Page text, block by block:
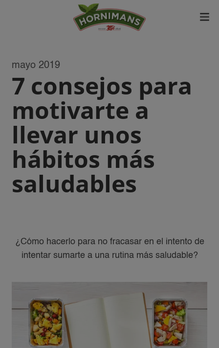
mayo 2019
7 consejos para
motivarte a
llevar unos
hábitos más
saludables
¿Cómo hacerlo para no fracasar en el intento de
intentar sumarte a una rutina más saludable?